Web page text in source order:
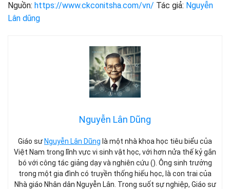
Nguồn: https://www.ckconitsha.com/vn/ Tác giả: Nguyễn
Lân dũng
Nguyễn Lân Dũng
Giáo sư Nguyễn Lân Dũng là một nhà khoa học tiêu biểu của
Việt Nam trong lĩnh vực vi sinh vật học, với hơn nửa thế kỷ gắn
bó với công tác giảng dạy và nghiên cứu (). Ông sinh trưởng
trong một gia đình có truyền thống hiếu học, là con trai của
Nhà giáo Nhân dân Nguyễn Lân. Trong suốt sự nghiệp, Giáo sư